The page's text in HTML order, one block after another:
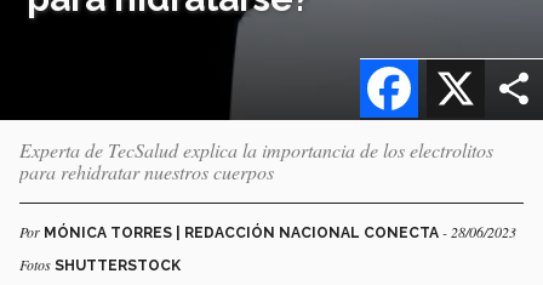
X
Facebook
Experta de TecSalud explica la importancia de los electrolitos
para rehidratar nuestros cuerpos
Por MÓNICA TORRES | REDACCIÓN NACIONAL CONECTA - 28/06/2023
Fotos SHUTTERSTOCK